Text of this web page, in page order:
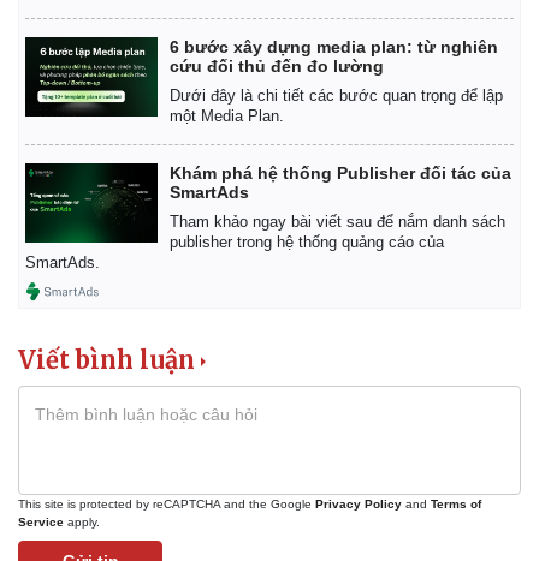
6 bước xây dựng media plan: từ nghiên
cứu đối thủ đến đo lường
Dưới đây là chi tiết các bước quan trọng để lập
một Media Plan.
Khám phá hệ thống Publisher đối tác của
SmartAds
Tham khảo ngay bài viết sau để nắm danh sách
publisher trong hệ thống quảng cáo của
SmartAds.
Viết bình luận
This site is protected by reCAPTCHA and the Google Privacy Policy and Terms of
Service apply.